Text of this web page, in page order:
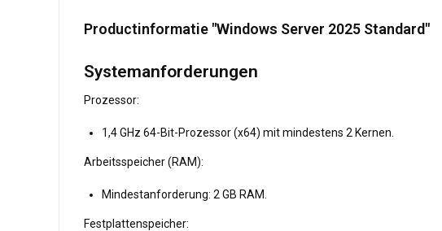
Productinformatie "Windows Server 2025 Standard"
Systemanforderungen
Prozessor:
1,4 GHz 64-Bit-Prozessor (x64) mit mindestens 2 Kernen.
Arbeitsspeicher (RAM):
Mindestanforderung: 2 GB RAM.
Festplattenspeicher: